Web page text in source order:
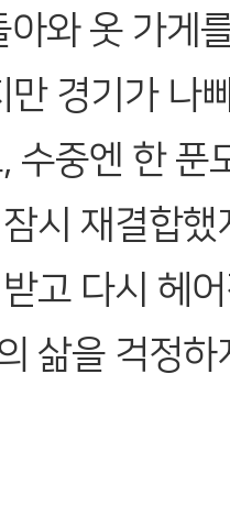
와 옷 가게
만 경기가 나
수중엔 한 푼
시 재결합
고 다시 헤
삶을 걱정